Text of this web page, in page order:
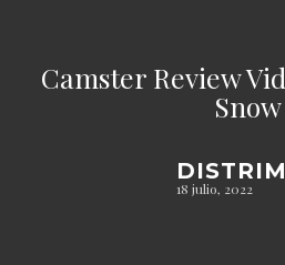
Camster Review
Snow
18 julio, 2022